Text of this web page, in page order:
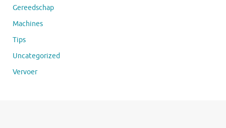
Gereedschap
Machines
Tips
Uncategorized
Vervoer